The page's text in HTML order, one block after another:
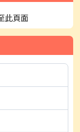
會另開視窗。